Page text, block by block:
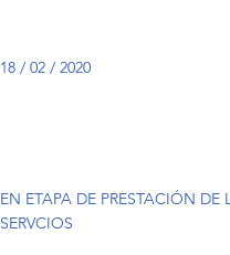
18 / 02 / 2020
EN ETAPA DE PRESTACIÓN DE
SERVCIOS